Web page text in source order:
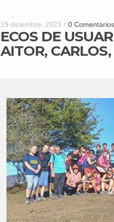
19 diciembre, 2023 / 0 Comentarios
ECOS DE
AITOR,